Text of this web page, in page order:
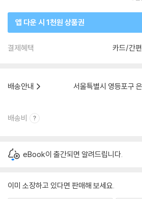
앱 다운 시 1천원 상품권
결제혜택 카드/간
배송안내
서울특별시 영등포구
배송비
eBook이 출간되면 알려드립니다.
이미 소장하고 있다면 판매해 보세요.